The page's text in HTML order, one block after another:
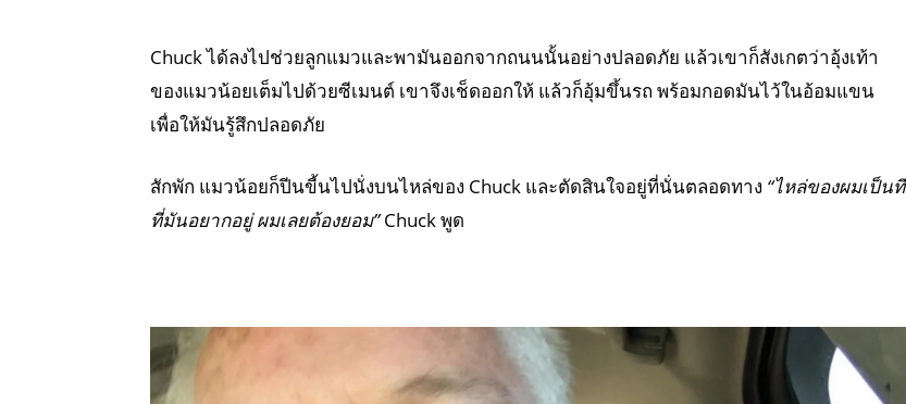
Chuck ได้ลงไปช่วยลูกแมวและพามันออกจากถนนนั้นอย่างปลอดภัย แล้วเขาก็สังเกตว่าอุ้งเท้า
ของแมวน้อยเต็มไปด้วยซีเมนต์ เขาจึงเช็ดออกให้ แล้วก็อุ้มขึ้นรถ พร้อมกอดมันไว้ในอ้อมแขน
เพื่อให้มันรู้สึกปลอดภัย
สักพัก แมวน้อยก็ปีนขี้นไปนั่งบนไหล่ของ Chuck และตัดสินใจอยู่ที่นั่นตลอดทาง “ไหล่ของผมเป็นที่
ที่มันอยากอยู่ ผมเลยต้องยอม”Chuck พูด